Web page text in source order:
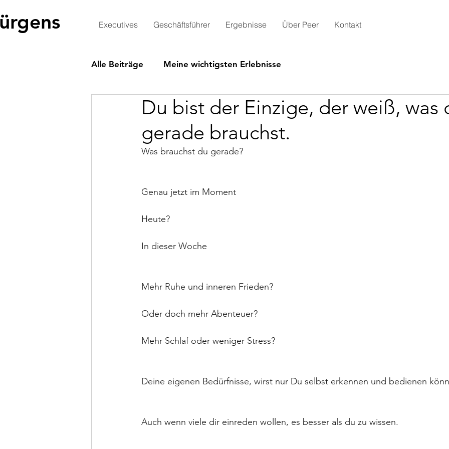
Executives Geschäftsführer Ergebnisse Über Peer Kontakt
Alle Beiträge Meine wichtigsten Erlebnisse
Du bist der Einzige, der weiß, was
gerade brauchst.
Was brauchst du gerade?
Genau jetzt im Moment
Heute?
In dieser Woche
Mehr Ruhe und inneren Frieden?
Oder doch mehr Abenteuer?
Mehr Schlaf oder weniger Stress?
Deine eigenen Bedürfnisse, wirst nur Du selbst erkennen und bedienen
Auch wenn viele dir einreden wollen, es besser als du zu wissen.